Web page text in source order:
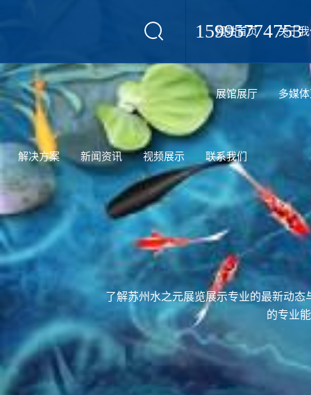
15995774753
网站首页 关于
展馆展厅 多媒
解决方案 新闻资讯 视频展示 联系我们
了解苏州水之元展览展示专业的最新动
的专业